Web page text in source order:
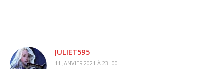
JULIET595
11 JANVIER 2021 À 23H00